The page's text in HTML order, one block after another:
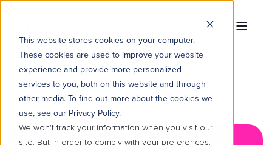
This website stores cookies on your computer.
These cookies are used to improve your website
experience and provide more personalized
services to you, both on this website and through
other media. To find out more about the cookies we
use, see our Privacy Policy.
We won't track your information when you visit our
site. But in order to comply with your preferences,